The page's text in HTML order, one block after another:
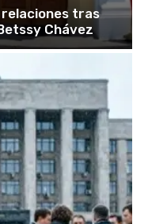
relaciones tras
Chávez